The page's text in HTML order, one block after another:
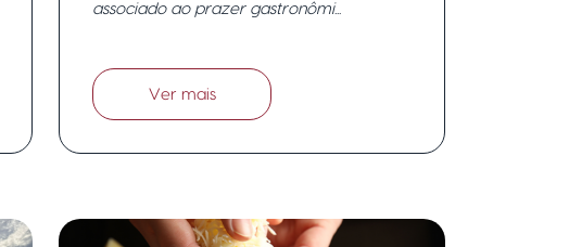
doenças, sugere estudo.
associado ao prazer gastronômi...
Ver mais